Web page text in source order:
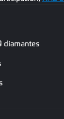
diamantes